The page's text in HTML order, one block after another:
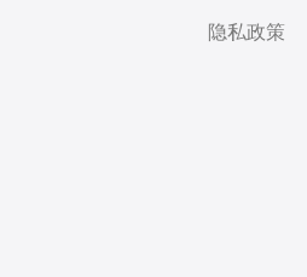
隐私政策